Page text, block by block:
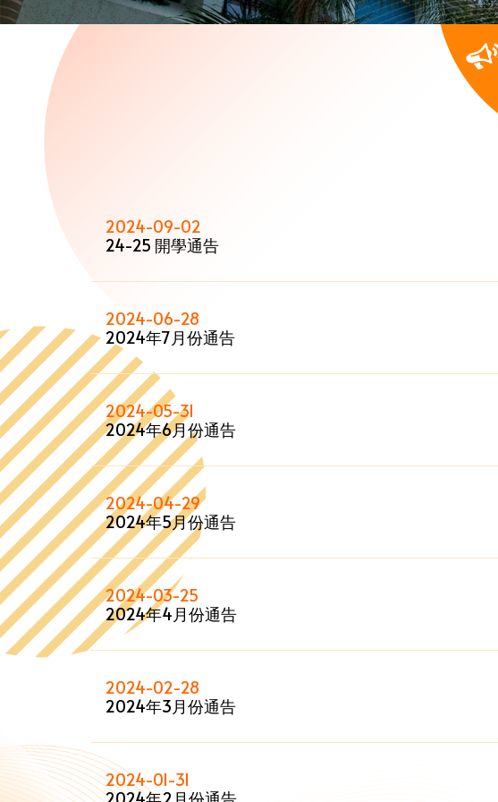
2024-09-02
24-25 開學通告
2024-06-28
2024年7月份通告
2024-05-31
2024年6月份通告
2024-04-29
2024年5月份通告
2024-03-25
2024年4月份通告
2024-02-28
2024年3月份通告
2024-01-31